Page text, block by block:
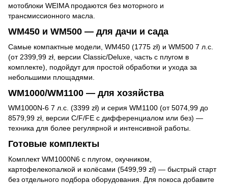
мотоблоки WEIMA продаются без моторного и
трансмиссионного масла.
WM450 и WM500 — для дачи и сада
Самые компактные модели, WM450 (1775 zł) и WM500 7 л.с.
(от 2399,99 zł, версии Classic/Deluxe, часть с плугом в
комплекте), подойдут для простой обработки и ухода за
небольшими площадями.
WM1000/WM1100 — для хозяйства
WM1000N-6 7 л.с. (3399 zł) и серия WM1100 (от 5074,99 до
8579,99 zł, версии C/F/FE с дифференциалом или без) —
техника для более регулярной и интенсивной работы.
Готовые комплекты
Комплект WM1000N6 с плугом, окучником,
картофелекопалкой и колёсами (5499,99 zł) — быстрый старт
без отдельного подбора оборудования. Для покоса добавите